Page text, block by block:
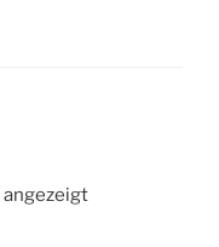
angezeigt